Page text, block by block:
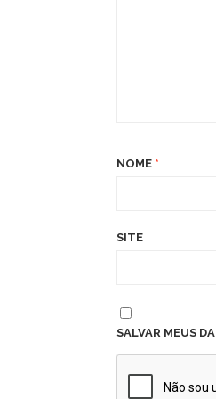
NOME *
SITE
SALVAR MEUS